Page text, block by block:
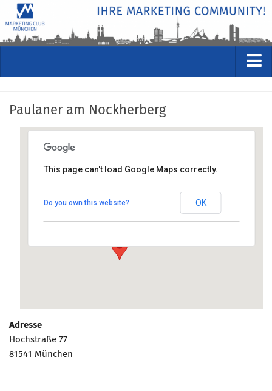
Kommende Veranstaltungen
Rückblicke
Veranstaltungsformate
Münchner Marketingpreis
Mentoring
Paulaner am Nockherberg
Hochstraße 77, 81541 München
Anfahrt anzeigen
This page can't load Google Maps correctly.
Do you own this website? OK
Adresse
Hochstraße 77
81541 München